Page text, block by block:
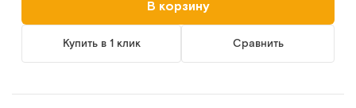
В корзину
Купить в 1 клик Сравнить